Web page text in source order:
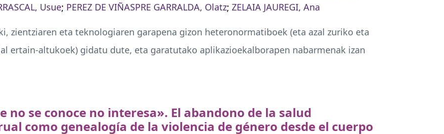
Usue; PEREZ DE VIÑASPRE GARRALDA, Olatz; ZELAIA JAUREGI, Ana
zientziaren eta teknologiaren garapena gizon heteronormatiboek (eta azal zuriko eta
ertain-altukoek) gidatu dute, eta garatutako aplikazioekalborapen nabarmenak izan
no se conoce no interesa». El abandono de la salud
como genealogía de la violencia de género desde el cuerpo